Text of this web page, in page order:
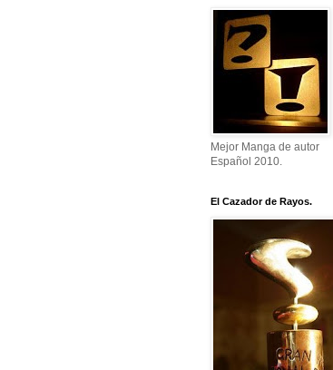
Mejor Manga de autor
Español 2010.
El Cazador de Rayos.